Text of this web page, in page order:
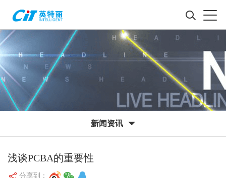
新闻资讯
浅谈PCBA的重要性
分享到：